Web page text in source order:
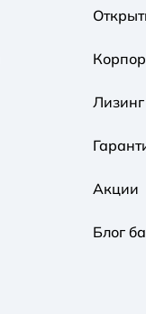
Лизинг
Акции
Блог